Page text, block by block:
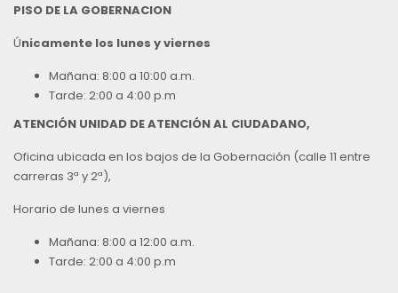
PISO DE LA GOBERNACION
Únicamente los lunes y viernes
Mañana: 8:00 a 10:00 a.m.
Tarde: 2:00 a 4:00 p.m
ATENCIÓN UNIDAD DE ATENCIÓN AL CIUDADANO,
Oficina ubicada en los bajos de la Gobernación (calle 11 entre
carreras 3ª y 2ª),
Horario de lunes a viernes
Mañana: 8:00 a 12:00 a.m.
Tarde: 2:00 a 4:00 p.m